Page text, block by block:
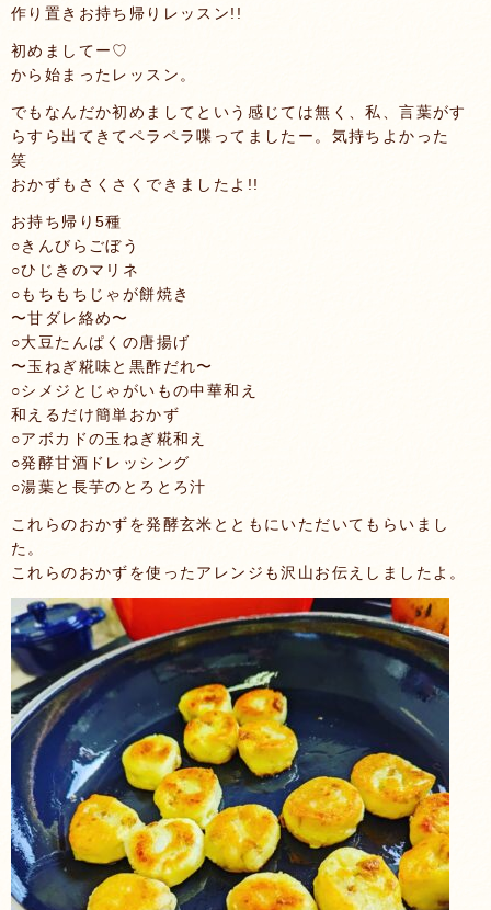
作り置きお持ち帰りレッスン!!
初めましてー♡
から始まったレッスン。
でもなんだか初めましてという感じては無く、私、言葉がす
らすら出てきてペラペラ喋ってましたー。気持ちよかった
笑
おかずもさくさくできましたよ!!
お持ち帰り5種
○きんびらごぼう
○ひじきのマリネ
○もちもちじゃが餅焼き
〜甘ダレ絡め〜
○大豆たんぱくの唐揚げ
〜玉ねぎ糀味と黒酢だれ〜
○シメジとじゃがいもの中華和え
和えるだけ簡単おかず
○アボカドの玉ねぎ糀和え
○発酵甘酒ドレッシング
○湯葉と長芋のとろとろ汁
これらのおかずを発酵玄米とともにいただいてもらいまし
た。
これらのおかずを使ったアレンジも沢山お伝えしましたよ。